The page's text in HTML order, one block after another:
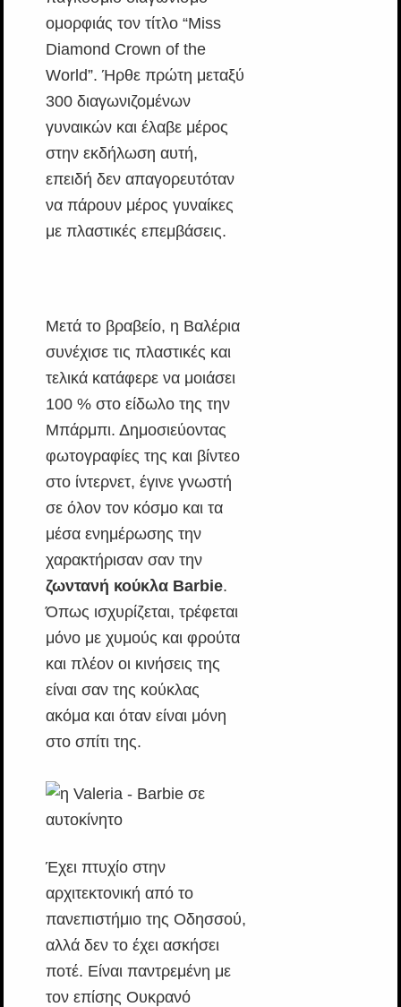
ομορφιάς τον τίτλο “Miss
Diamond Crown of the
World”. Ήρθε πρώτη μεταξύ
300 διαγωνιζομένων
γυναικών και έλαβε μέρος
στην εκδήλωση αυτή,
επειδή δεν απαγορευτόταν
να πάρουν μέρος γυναίκες
με πλαστικές επεμβάσεις.
Μετά το βραβείο, η Βαλέρια
συνέχισε τις πλαστικές και
τελικά κατάφερε να μοιάσει
100 % στο είδωλο της την
Μπάρμπι. Δημοσιεύοντας
φωτογραφίες της και βίντεο
στο ίντερνετ, έγινε γνωστή
σε όλον τον κόσμο και τα
μέσα ενημέρωσης την
χαρακτήρισαν σαν την
ζωντανή κούκλα Barbie.
Όπως ισχυρίζεται, τρέφεται
μόνο με χυμούς και φρούτα
και πλέον οι κινήσεις της
είναι σαν της κούκλας
ακόμα και όταν είναι μόνη
στο σπίτι της.
Έχει πτυχίο στην
αρχιτεκτονική από το
πανεπιστήμιο της Οδησσού,
αλλά δεν το έχει ασκήσει
ποτέ. Είναι παντρεμένη με
τον επίσης Ουκρανό